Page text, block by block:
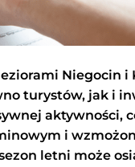
Niegocin i
turystów, jak i
aktywności,
i
letni może